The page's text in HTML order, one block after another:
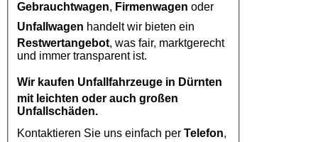
Gebrauchtwagen, Firmenwagen oder
Unfallwagen
handelt wir bieten ein
Restwertangebot, was fair, marktgerecht
und immer transparent ist.
Wir kaufen Unfallfahrzeuge in Dürnten
mit leichten oder auch großen
Unfallschäden.
Kontaktieren Sie uns einfach per Telefon,